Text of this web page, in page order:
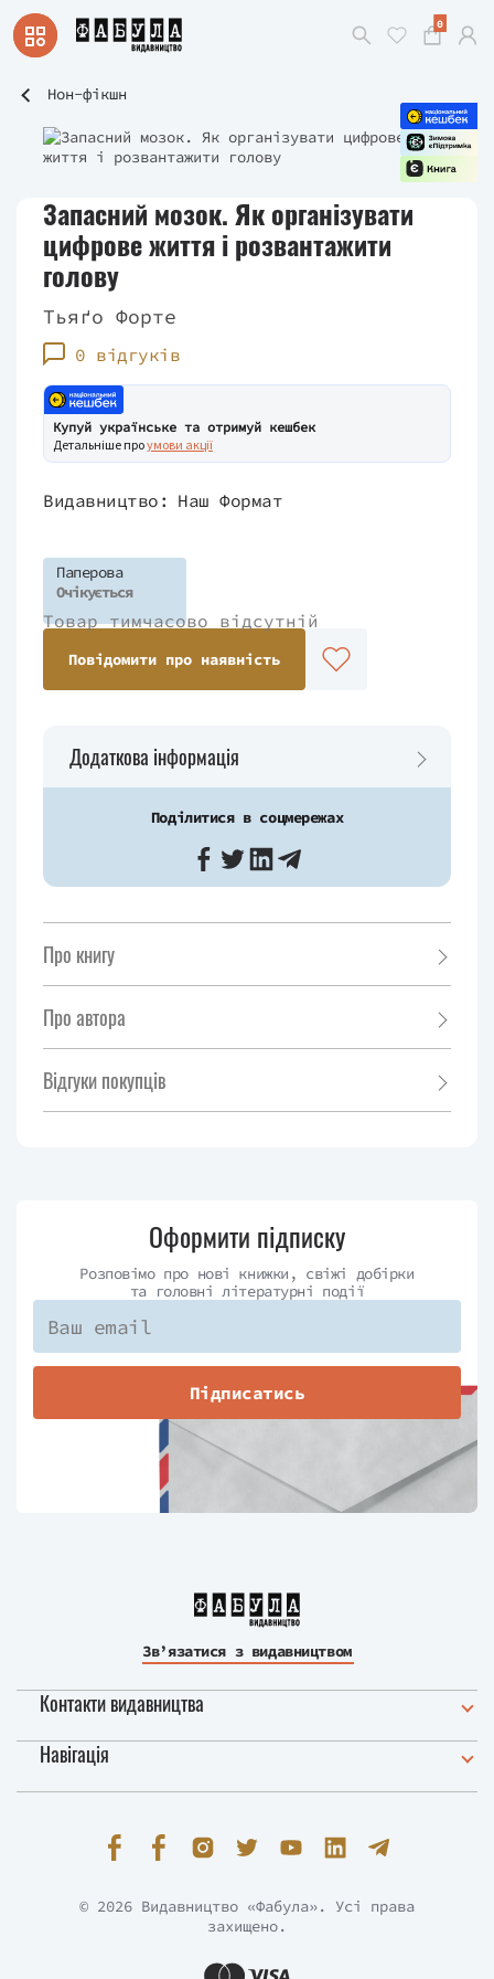
0
Нон-фікшн
Запасний мозок. Як організувати
цифрове життя і розвантажити
голову
Тьяґо Форте
0 відгуків
Купуй українське та отримуй кешбек
Детальніше проумови акції
Видавництво: Наш Формат
Паперова
Очікується
Товар тимчасово відсутній
Повідомити про наявність
Додаткова інформація
Поділитися в соцмережах
Про книгу
Про автора
Відгуки покупців
Оформити підписку
Розповімо про нові книжки, свіжі добірки
та головні літературні події
Підписатись
Зв’язатися з видавництвом
Контакти видавництва
Навігація
© 2026 Видавництво «Фабула». Усі права
захищено.